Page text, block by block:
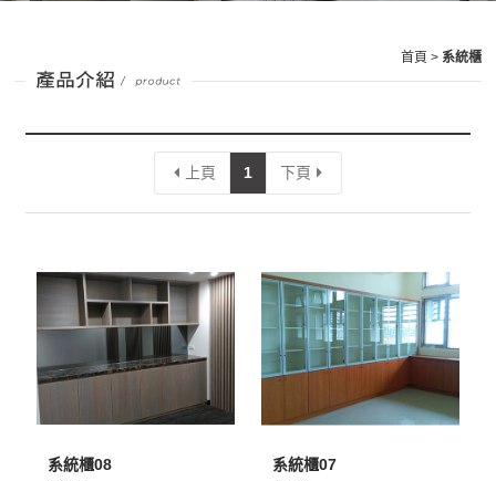
首頁 > 系統櫃
上頁 1 下頁
系統櫃08 系統櫃07